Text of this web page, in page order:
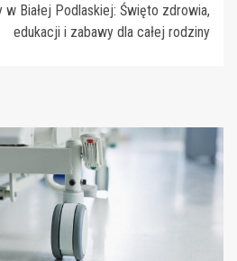
Białej Podlaskiej: Święto zdrowia,
edukacji i zabawy dla całej rodziny